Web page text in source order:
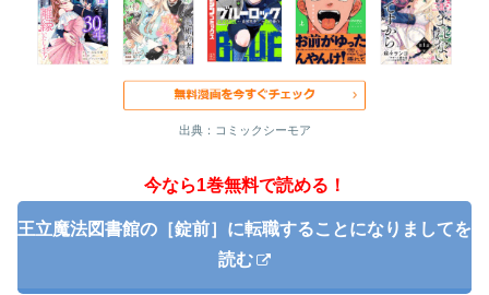
出典：コミックシーモア
今なら1巻無料で読める！
王立魔法図書館の［錠前］に転職することになりましてを
読む